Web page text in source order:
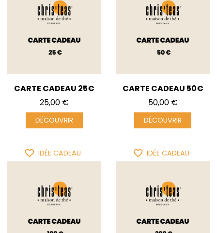
CARTE CADEAU 25€
Prix
25,00 €
DÉCOUVRIR
CARTE CADEAU 50€
Prix
50,00 €
DÉCOUVRIR
favorite_border IDÉE CADEAU favorite_border IDÉE CADEAU